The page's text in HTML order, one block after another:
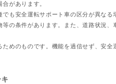
があります。
も安全運転サポート車の区分が異なる
の条件があります。また、道路状況、
めのものです。機能を過信せず、安全